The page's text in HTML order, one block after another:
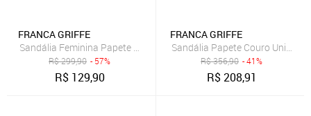
FRANCA GRIFFE
Sandália Feminina Papete em Couro Brilhante Dourado Fivelas
R$299,90 - 57%
R$ 129,90
FRANCA GRIFFE
Sandália Papete Couro
R$356,90 - 41%
R$208,91